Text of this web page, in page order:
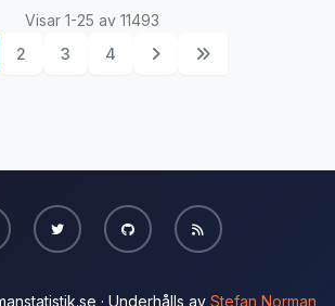
Visar 1-25 av 11493
2 3 4
· Underhålls av Stefan Norman